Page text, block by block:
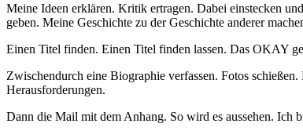
Meine Ideen erklären. Kritik ertragen. Dabei einstecken
geben. Meine Geschichte zu der Geschichte anderer
Einen Titel finden. Einen Titel finden lassen. Das OKAY
Zwischendurch eine Biographie verfassen. Fotos
Herausforderungen.
Dann die Mail mit dem Anhang. So wird es aussehen. Ich